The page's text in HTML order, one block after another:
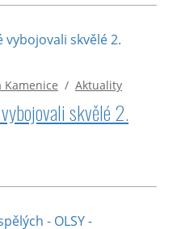
Kamenice / Aktuality
skvělé 2.